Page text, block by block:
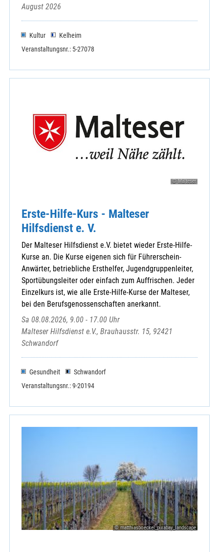
August 2026
Kultur
Kelheim
Veranstaltungsnr.: 5-27078
© Malteser
Erste-Hilfe-Kurs - Malteser
Hilfsdienst e. V.
Der Malteser Hilfsdienst e.V. bietet wieder Erste-Hilfe-
Kurse an. Die Kurse eigenen sich für Führerschein-
Anwärter, betriebliche Ersthelfer, Jugendgruppenleiter,
Sportübungsleiter oder einfach zum Auffrischen. Jeder
Einzelkurs ist, wie alle Erste-Hilfe-Kurse der Malteser,
bei den Berufsgenossenschaften anerkannt.
Sa 08.08.2026, 9.00 - 17.00 Uhr
Malteser Hilfsdienst e.V., Brauhausstr. 15, 92421
Schwandorf
Gesundheit
Schwandorf
Veranstaltungsnr.: 9-20194
© matthiasboeckel_pixabay_landscape